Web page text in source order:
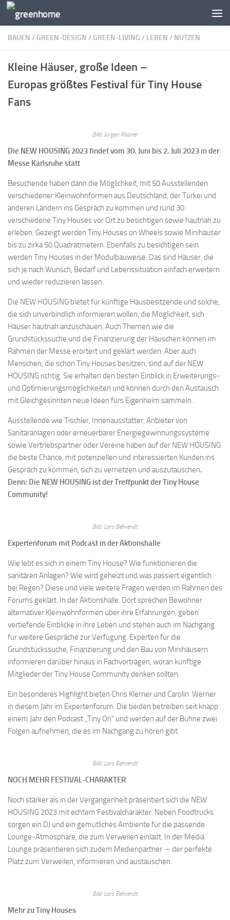
Zum Inhalt springen
BAUEN / GREEN-DESIGN / GREEN-LIVING / LEBEN / NUTZEN
Kleine Häuser, große Ideen –
Europas größtes Festival für Tiny House
Fans
Bild: Jürgen Rösner
Die NEW HOUSING 2023 findet vom 30. Juni bis 2. Juli 2023 in der
Messe Karlsruhe statt
Besuchende haben dann die Möglichkeit, mit 50 Ausstellenden
verschiedener Kleinwohnformen aus Deutschland, der Türkei und
anderen Ländern ins Gespräch zu kommen und rund 30
verschiedene Tiny Houses vor Ort zu besichtigen sowie hautnah zu
erleben. Gezeigt werden Tiny Houses on Wheels sowie Minihäuser
bis zu zirka 50 Quadratmetern. Ebenfalls zu besichtigen sein
werden Tiny Houses in der Modulbauweise. Das sind Häuser, die
sich je nach Wunsch, Bedarf und Lebenssituation einfach erweitern
und wieder reduzieren lassen.
Die NEW HOUSING bietet für künftige Hausbesitzende und solche,
die sich unverbindlich informieren wollen, die Möglichkeit, sich
Häuser hautnah anzuschauen. Auch Themen wie die
Grundstückssuche und die Finanzierung der Häuschen können im
Rahmen der Messe erörtert und geklärt werden. Aber auch
Menschen, die schon Tiny Houses besitzen, sind auf der NEW
HOUSING richtig. Sie erhalten den besten Einblick in Erweiterungs-
und Optimierungsmöglichkeiten und können durch den Austausch
mit Gleichgesinnten neue Ideen fürs Eigenheim sammeln.
Ausstellende wie Tischler, Innenausstatter, Anbieter von
Sanitäranlagen oder erneuerbarer Energiegewinnungssysteme
sowie Vertriebspartner oder Vereine haben auf der NEW HOUSING
die beste Chance, mit potenziellen und interessierten Kunden ins
Gespräch zu kommen, sich zu vernetzen und auszutauschen.
Denn: Die NEW HOUSING ist der Treffpunkt der Tiny House
Community!
Bild: Lars Behrendt
Expertenforum mit Podcast in der Aktionshalle
Wie lebt es sich in einem Tiny House? Wie funktionieren die
sanitären Anlagen? Wie wird geheizt und was passiert eigentlich
bei Regen? Diese und viele weitere Fragen werden im Rahmen des
Forums geklärt. In der Aktionshalle. Dort sprechen Bewohner
alternativer Kleinwohnformen über ihre Erfahrungen, geben
vertiefende Einblicke in ihre Leben und stehen auch im Nachgang
für weitere Gespräche zur Verfügung. Experten für die
Grundstückssuche, Finanzierung und den Bau von Minihäusern
informieren darüber hinaus in Fachvorträgen, woran künftige
Mitglieder der Tiny House Community denken sollten.
Ein besonderes Highlight bieten Chris Klerner und Carolin Werner
in diesem Jahr im Expertenforum. Die beiden betreiben seit knapp
einem Jahr den Podcast „Tiny On“ und werden auf der Bühne zwei
Folgen aufnehmen, die es im Nachgang zu hören gibt.
Bild: Lars Behrendt
NOCH MEHR FESTIVAL-CHARAKTER
Noch stärker als in der Vergangenheit präsentiert sich die NEW
HOUSING 2023 mit echtem Festivalcharakter. Neben Foodtrucks
sorgen ein DJ und ein gemütliches Ambiente für die passende
Lounge-Atmosphäre, die zum Verweilen einlädt. In der Media
Lounge präsentieren sich zudem Medienpartner – der perfekte
Platz zum Verweilen, informieren und austauschen.
Bild: Lars Behrendt
Mehr zu Tiny Houses